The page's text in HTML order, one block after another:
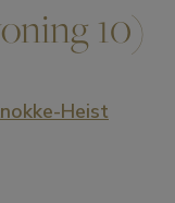
10)
Heist